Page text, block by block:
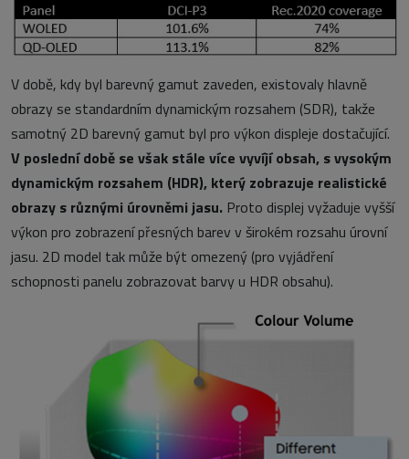
V době, kdy byl barevný gamut zaveden, existovaly hlavně
obrazy se standardním dynamickým rozsahem (SDR), takže
samotný 2D barevný gamut byl pro výkon displeje dostačující.
V poslední době se však stále více vyvíjí obsah, s vysokým
dynamickým rozsahem (HDR), který zobrazuje realistické
obrazy s různými úrovněmi jasu. Proto displej vyžaduje vyšší
výkon pro zobrazení přesných barev v širokém rozsahu úrovní
jasu. 2D model tak může být omezený (pro vyjádření
schopnosti panelu zobrazovat barvy u HDR obsahu).